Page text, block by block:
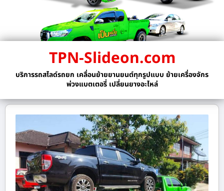
TPN-Slideon.com
บริการรถสไลด์รถยก เคลื่อนย้ายยานยนต์ทุกรูปแบบ ย้ายเครื่องจักร
พ่วงแบตเตอรี่ เปลี่ยนยางอะไหล่